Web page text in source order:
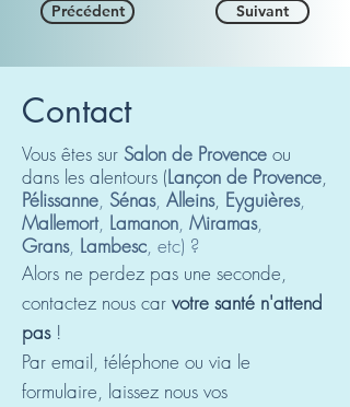
Précédent Suivant
Contact
Vous êtes sur Salon de Provence ou
dans les alentours (Lançon de Provence,
Pélissanne, Sénas, Alleins, Eyguières,
Mallemort, Lamanon, Miramas,
Grans, Lambesc, etc) ?
Alors ne perdez pas une seconde,
contactez nous car votre santé n'attend
pas !
Par email, téléphone ou via le
formulaire, laissez nous vos